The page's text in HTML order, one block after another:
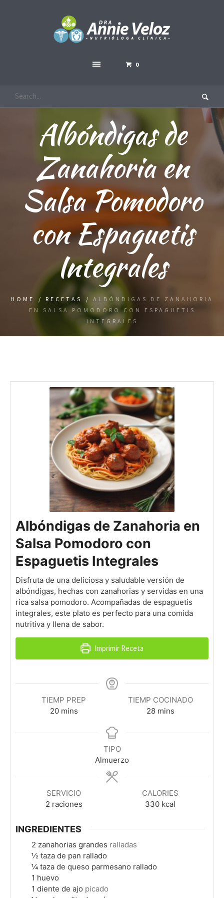
0
Albóndigas de
Zanahoria en
Salsa Pomodoro
con Espaguetis
Integrales
HOME / RECETAS / ALBÓNDIGAS DE ZANAHORIA
EN SALSA POMODORO CON ESPAGUETIS
INTEGRALES
Albóndigas de Zanahoria en
Salsa Pomodoro con
Espaguetis Integrales
Disfruta de una deliciosa y saludable versión de
albóndigas, hechas con zanahorias y servidas en una
rica salsa pomodoro. Acompañadas de espaguetis
integrales, este plato es perfecto para una comida
nutritiva y llena de sabor.
Imprimir Receta
TIEMP PREP
20minutes
mins
TIEMP COCINADO
28minutes
mins
TIPO
Almuerzo
SERVICIO
2 raciones
CALORIES
330 kcal
INGREDIENTES
2 zanahorias grandes ralladas
½ taza de pan rallado
¼ taza de queso parmesano rallado
1 huevo
1 diente de ajo picado